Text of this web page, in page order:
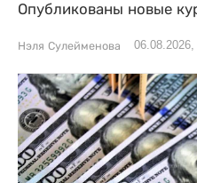
Опубликованы новые
Нэля Сулейменова 06.08.2026,